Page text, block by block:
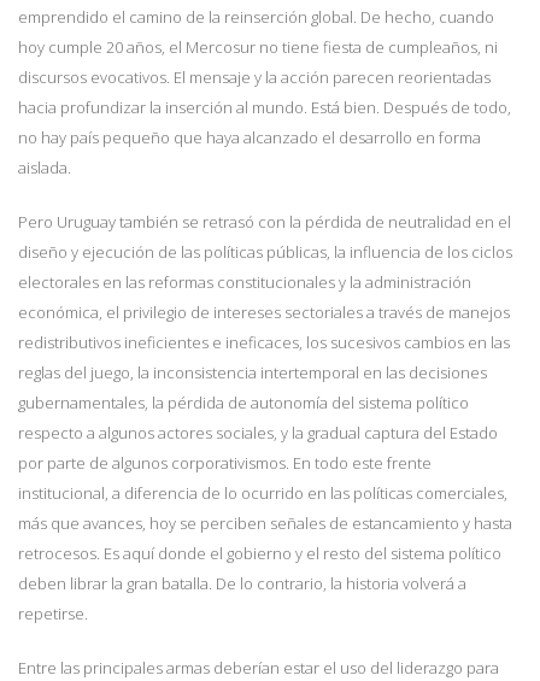
emprendido el camino de la reinserción global. De hecho, cuando
hoy cumple 20 años, el Mercosur no tiene fiesta de cumpleaños, ni
discursos evocativos. El mensaje y la acción parecen reorientadas
hacia profundizar la inserción al mundo. Está bien. Después de todo,
no hay país pequeño que haya alcanzado el desarrollo en forma
aislada.
Pero Uruguay también se retrasó con la pérdida de neutralidad en el
diseño y ejecución de las políticas públicas, la influencia de los ciclos
electorales en las reformas constitucionales y la administración
económica, el privilegio de intereses sectoriales a través de manejos
redistributivos ineficientes e ineficaces, los sucesivos cambios en las
reglas del juego, la inconsistencia intertemporal en las decisiones
gubernamentales, la pérdida de autonomía del sistema político
respecto a algunos actores sociales, y la gradual captura del Estado
por parte de algunos corporativismos. En todo este frente
institucional, a diferencia de lo ocurrido en las políticas comerciales,
más que avances, hoy se perciben señales de estancamiento y hasta
retrocesos. Es aquí donde el gobierno y el resto del sistema político
deben librar la gran batalla. De lo contrario, la historia volverá a
repetirse.
Entre las principales armas deberían estar el uso del liderazgo para